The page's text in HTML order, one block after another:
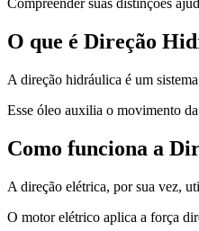
Compreender suas distinções
O que é Direção
A direção hidráulica é um
Esse óleo auxilia o movimento
Como funciona a
A direção elétrica, por sua vez,
O motor elétrico aplica a força